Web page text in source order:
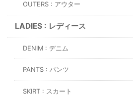
OUTERS : アウター
LADIES : レディース
DENIM : デニム
PANTS : パンツ
SKIRT : スカート